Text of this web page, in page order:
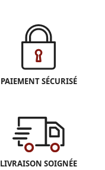
PAIEMENT SÉCURISÉ
LIVRAISON SOIGNÉE